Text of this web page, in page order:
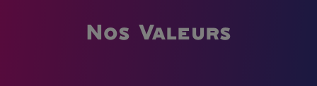
Nos Valeurs